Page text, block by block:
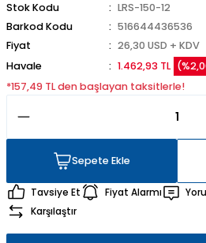
Stok Kodu
LRS-150-12
Barkod Kodu
516644436536
Fiyat
26,30 USD + KDV
Havale
1.462,93 TL
*157,49 TL den başlayan taksitlerle!
Sepete Ekle
Tavsiye Et Fiyat Alarmı
Karşılaştır